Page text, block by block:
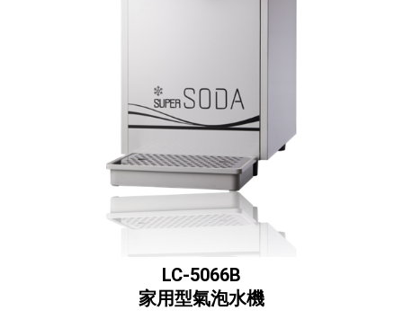
LC-5066B
家用型氣泡水機